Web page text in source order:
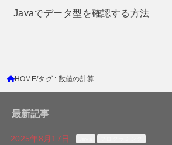
Javaでデータ型を確認する方法
HOME タグ : 数値の計算
最新記事
2025年8月17日